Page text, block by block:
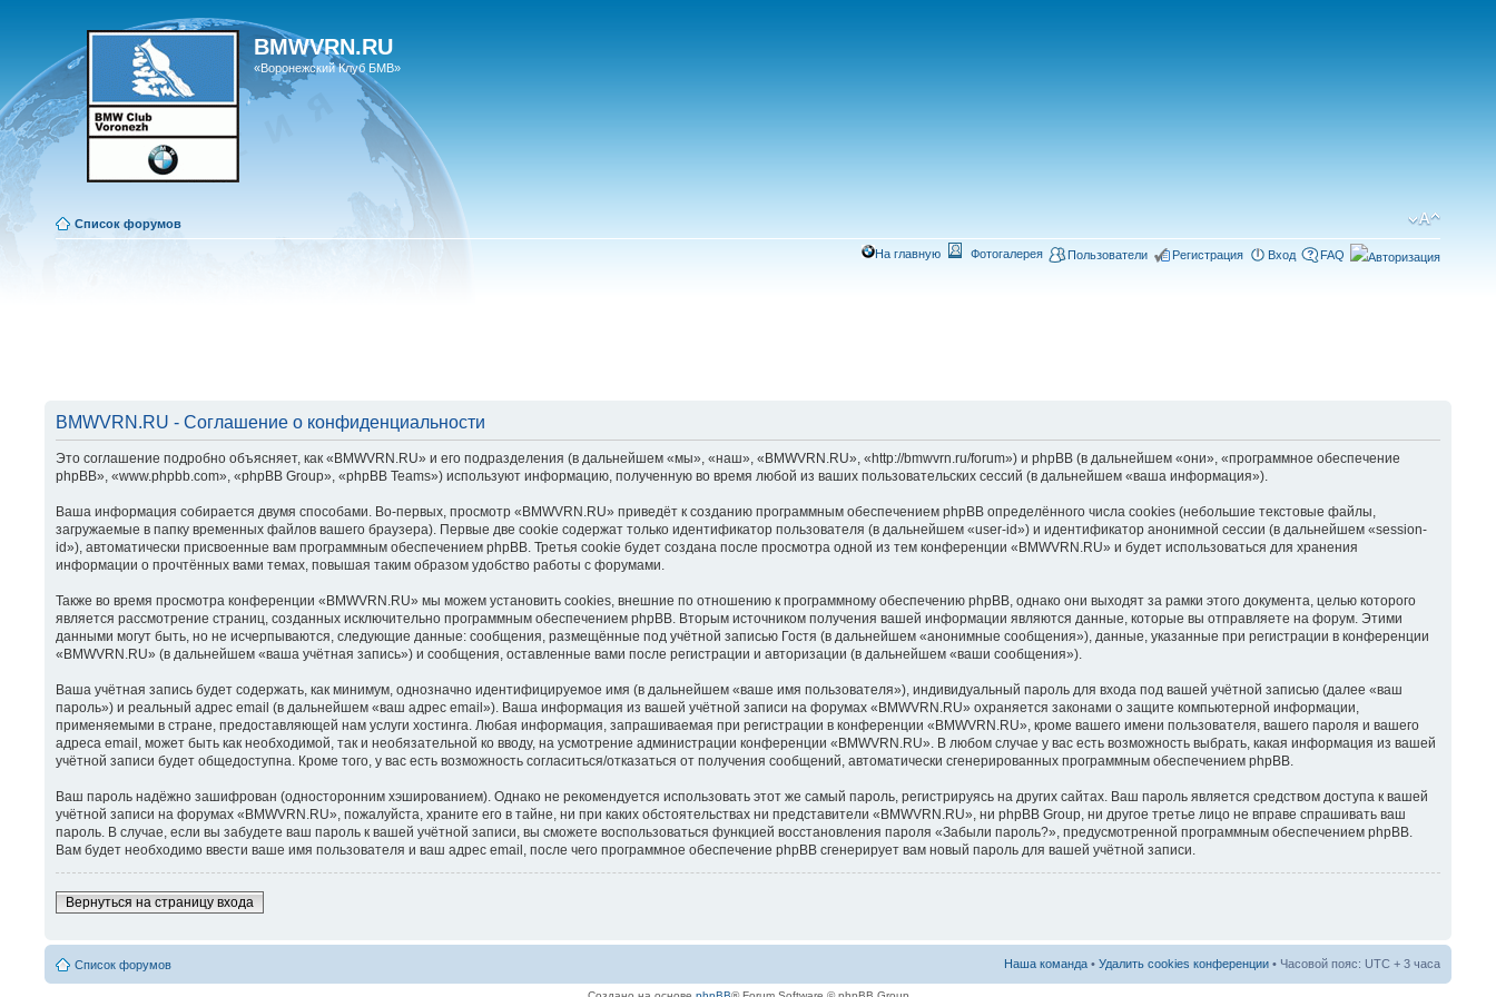
BMWVRN.RU
«Воронежский Клуб БМВ»
Список форумов
На главную Фотогалерея Пользователи Регистрация Вход FAQ
BMWVRN.RU - Соглашение о конфиденциальности
Это соглашение подробно объясняет, как «BMWVRN.RU» и его подразделения (в дальнейшем «мы», «наш», «BMWVRN.RU», «http://bmwvrn.ru/forum») и phpBB (в дальнейшем «они», «программное обеспечение
phpBB», «www.phpbb.com», «phpBB Group», «phpBB Teams») используют информацию, полученную во время любой из ваших пользовательских сессий (в дальнейшем «ваша информация»).
Ваша информация собирается двумя способами. Во-первых, просмотр «BMWVRN.RU» приведёт к созданию программным обеспечением phpBB определённого числа cookies (небольшие текстовые файлы,
загружаемые в папку временных файлов вашего браузера). Первые две cookie содержат только идентификатор пользователя (в дальнейшем «user-id») и идентификатор анонимной сессии (в дальнейшем «session-
id»), автоматически присвоенные вам программным обеспечением phpBB. Третья cookie будет создана после просмотра одной из тем конференции «BMWVRN.RU» и будет использоваться для хранения
информации о прочтённых вами темах, повышая таким образом удобство работы с форумами.
Также во время просмотра конференции «BMWVRN.RU» мы можем установить cookies, внешние по отношению к программному обеспечению phpBB, однако они выходят за рамки этого документа, целью которого
является рассмотрение страниц, созданных исключительно программным обеспечением phpBB. Вторым источником получения вашей информации являются данные, которые вы отправляете на форум. Этими
данными могут быть, но не исчерпываются, следующие данные: сообщения, размещённые под учётной записью Гостя (в дальнейшем «анонимные сообщения»), данные, указанные при регистрации в конференции
«BMWVRN.RU» (в дальнейшем «ваша учётная запись») и сообщения, оставленные вами после регистрации и авторизации (в дальнейшем «ваши сообщения»).
Ваша учётная запись будет содержать, как минимум, однозначно идентифицируемое имя (в дальнейшем «ваше имя пользователя»), индивидуальный пароль для входа под вашей учётной записью (далее «ваш
пароль») и реальный адрес email (в дальнейшем «ваш адрес email»). Ваша информация из вашей учётной записи на форумах «BMWVRN.RU» охраняется законами о защите компьютерной информации,
применяемыми в стране, предоставляющей нам услуги хостинга. Любая информация, запрашиваемая при регистрации в конференции «BMWVRN.RU», кроме вашего имени пользователя, вашего пароля и вашего
адреса email, может быть как необходимой, так и необязательной ко вводу, на усмотрение администрации конференции «BMWVRN.RU». В любом случае у вас есть возможность выбрать, какая информация из вашей
учётной записи будет общедоступна. Кроме того, у вас есть возможность согласиться/отказаться от получения сообщений, автоматически сгенерированных программным обеспечением phpBB.
Ваш пароль надёжно зашифрован (односторонним хэшированием). Однако не рекомендуется использовать этот же самый пароль, регистрируясь на других сайтах. Ваш пароль является средством доступа к вашей
учётной записи на форумах «BMWVRN.RU», пожалуйста, храните его в тайне, ни при каких обстоятельствах ни представители «BMWVRN.RU», ни phpBB Group, ни другое третье лицо не вправе спрашивать ваш
пароль. В случае, если вы забудете ваш пароль к вашей учётной записи, вы сможете воспользоваться функцией восстановления пароля «Забыли пароль?», предусмотренной программным обеспечением phpBB.
Вам будет необходимо ввести ваше имя пользователя и ваш адрес email, после чего программное обеспечение phpBB сгенерирует вам новый пароль для вашей учётной записи.
Вернуться на страницу входа
Список форумов Наша команда • Удалить cookies конференции • Часовой пояс: UTC + 3 часа